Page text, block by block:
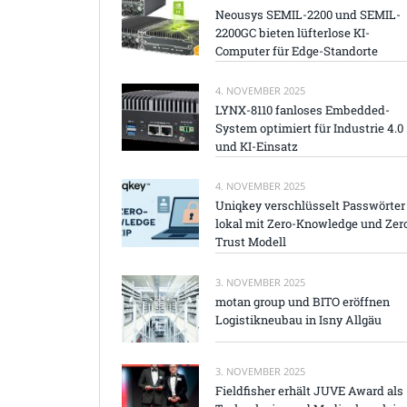
Neousys SEMIL-2200 und SEMIL-
2200GC bieten lüfterlose KI-
Computer für Edge-Standorte
4. NOVEMBER 2025
LYNX-8110 fanloses Embedded-
System optimiert für Industrie 4.0
und KI-Einsatz
4. NOVEMBER 2025
Uniqkey verschlüsselt Passwörter
lokal mit Zero-Knowledge und
Trust Modell
3. NOVEMBER 2025
motan group und BITO eröffnen
Logistikneubau in Isny Allgäu
3. NOVEMBER 2025
Fieldfisher erhält JUVE Award als